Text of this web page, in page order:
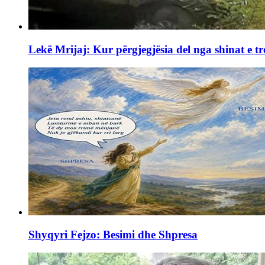
Lekë Mrijaj: Kur përgjegjësia del nga shinat e
Shyqyri Fejzo: Besimi dhe Shpresa